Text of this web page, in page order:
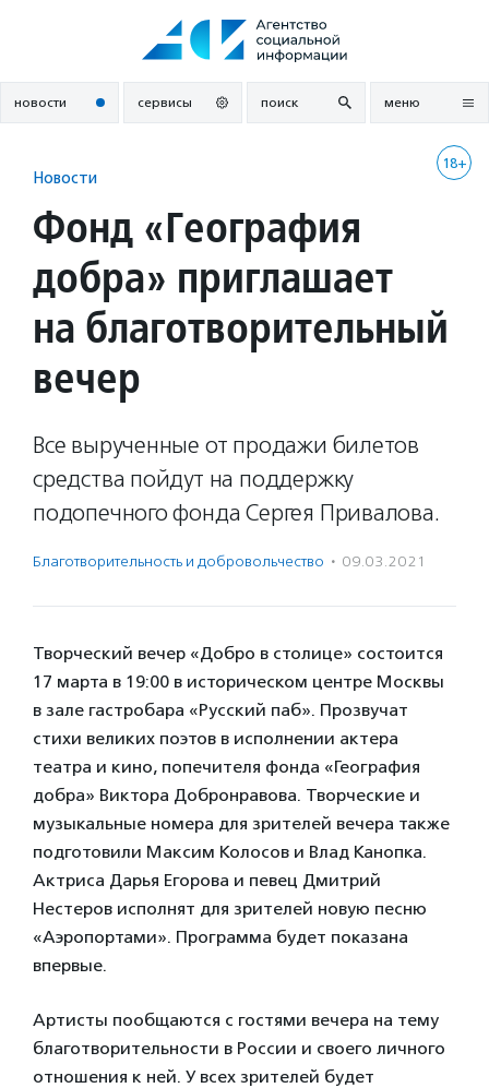
новости сервисы поиск меню
18+
Новости
Фонд «География
добра» приглашает
на благотворительный
вечер
Все вырученные от продажи билетов
средства пойдут на поддержку
подопечного фонда Сергея Привалова.
Благотвори­тель­ность и доброволь­чест­во · 09.03.2021
Творческий вечер «Добро в столице» состоится
17 марта в 19:00 в историческом центре Москвы
в зале гастробара «Русский паб». Прозвучат
стихи великих поэтов в исполнении актера
театра и кино, попечителя фонда «География
добра» Виктора Добронравова. Творческие и
музыкальные номера для зрителей вечера также
подготовили Максим Колосов и Влад Канопка.
Актриса Дарья Егорова и певец Дмитрий
Нестеров исполнят для зрителей новую песню
«Аэропортами». Программа будет показана
впервые.
Артисты пообщаются с гостями вечера на тему
благотворительности в России и своего личного
отношения к ней. У всех зрителей будет